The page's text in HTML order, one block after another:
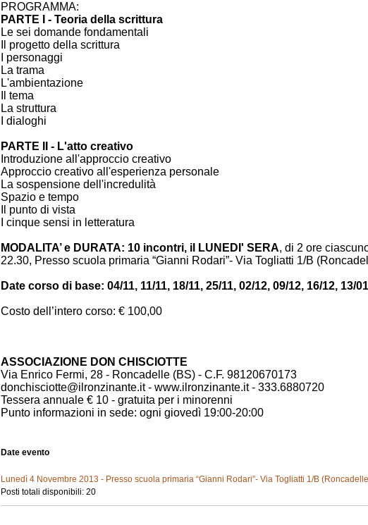
PROGRAMMA:
PARTE I - Teoria della scrittura
Le sei domande fondamentali
Il progetto della scrittura
I personaggi
La trama
L'ambientazione
Il tema
La struttura
I dialoghi
PARTE II - L'atto creativo
Introduzione all'approccio creativo
Approccio creativo all'esperienza personale
La sospensione dell'incredulità
Spazio e tempo
Il punto di vista
I cinque sensi in letteratura
MODALITA’ e DURATA: 10 incontri, il LUNEDI' SERA, di 2 ore
22.30, Presso scuola primaria “Gianni Rodari”- Via Togliatti 1/B
Date corso di base: 04/11, 11/11, 18/11, 25/11, 02/12, 09/12, 16/12, 13/
Costo dell’intero corso: € 100,00
ASSOCIAZIONE DON CHISCIOTTE
Via Enrico Fermi, 28 - Roncadelle (BS) - C.F. 98120670173
donchisciotte@ilronzinante.it - www.ilronzinante.it - 333.6880720
Tessera annuale € 10 - gratuita per i minorenni
Punto informazioni in sede: ogni giovedì 19:00-20:00
Date evento
Lunedì 4 Novembre 2013 - Presso scuola primaria “Gianni Rodari”- Via Togliatti 1/B
Posti totali disponibili: 20